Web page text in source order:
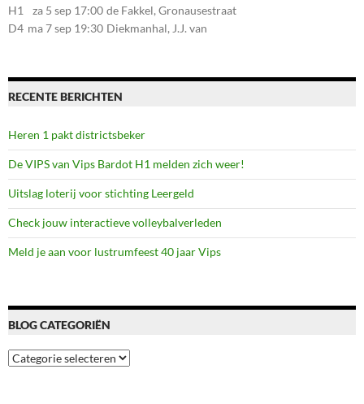
1, 7461VP Rijssen
H1 za 5 sep 17:00 de Fakkel, Gronausestraat
107, 7581CE Losser
D4 ma 7 sep 19:30 Diekmanhal, J.J. van
RECENTE BERICHTEN
Heren 1 pakt districtsbeker
De VIPS van Vips Bardot H1 melden zich weer!
Uitslag loterij voor stichting Leergeld
Check jouw interactieve volleybalverleden
Meld je aan voor lustrumfeest 40 jaar Vips
BLOG CATEGORIËN
Blog
categoriën